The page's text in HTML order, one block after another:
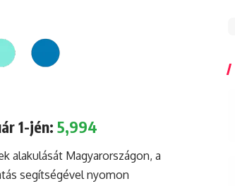
1-jén: 5,994
alakulását Magyarországon, a
segítségével nyomon